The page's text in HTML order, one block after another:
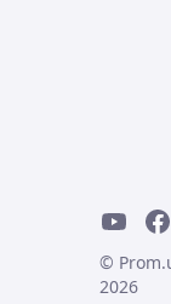
©
2026